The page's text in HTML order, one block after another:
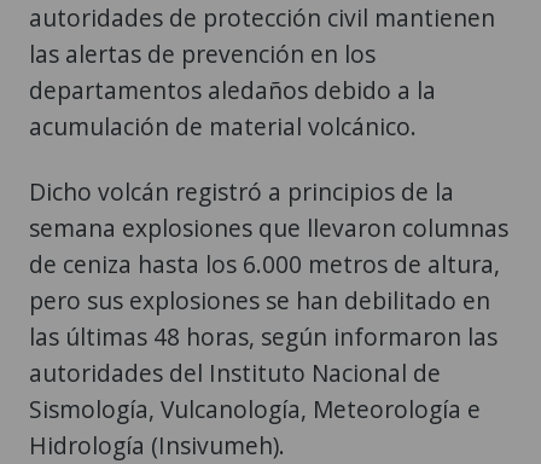
autoridades de protección civil mantienen
las alertas de prevención en los
departamentos aledaños debido a la
acumulación de material volcánico.
Dicho volcán registró a principios de la
semana explosiones que llevaron columnas
de ceniza hasta los 6.000 metros de altura,
pero sus explosiones se han debilitado en
las últimas 48 horas, según informaron las
autoridades del Instituto Nacional de
Sismología, Vulcanología, Meteorología e
Hidrología (Insivumeh).